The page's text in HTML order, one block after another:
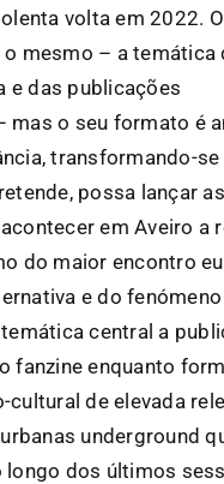
volta em 2022. O
mesmo – a temática
e das publicações
mas o seu formato é
transformando-se
possa lançar as
em Aveiro a
do maior encontro
e do fenómeno
central a
fanzine enquanto
de elevada
underground
longo dos últimos